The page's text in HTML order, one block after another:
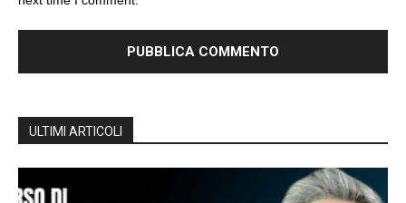
ULTIMI ARTICOLI